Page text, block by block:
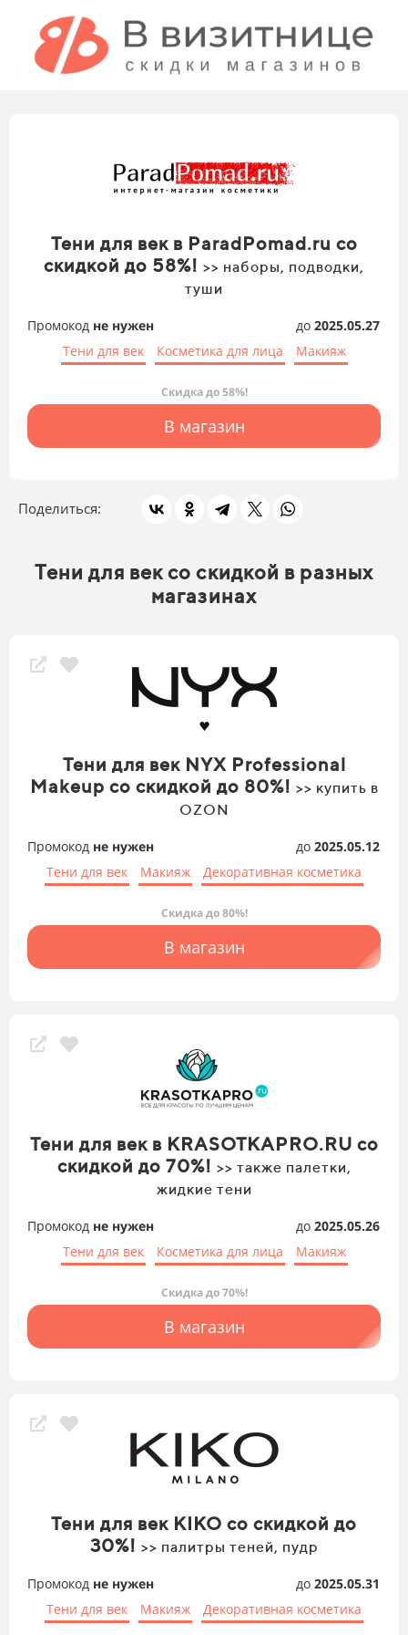
Тени для век в ParadPomad.ru со
скидкой до 58%! >> наборы, подводки,
туши
Промокод не нужен до 2025.05.27
Тени для век
Косметика для лица Макияж
Скидка до 58%!
В магазин
Поделиться:
Тени для век со скидкой в разных
магазинах
Тени для век NYX Professional
Makeup со скидкой до 80%! >> купить в
OZON
Промокод не нужен до 2025.05.12
Тени для век
Макияж Декоративная косметика
Скидка до 80%!
В магазин
Тени для век в KRASOTKAPRO.RU со
скидкой до 70%! >> также палетки,
жидкие тени
Промокод не нужен до 2025.05.26
Тени для век
Косметика для лица Макияж
Скидка до 70%!
В магазин
Тени для век KIKO со скидкой до
30%! >> палитры теней, пудр
Промокод не нужен до 2025.05.31
Тени для век
Макияж Декоративная косметика